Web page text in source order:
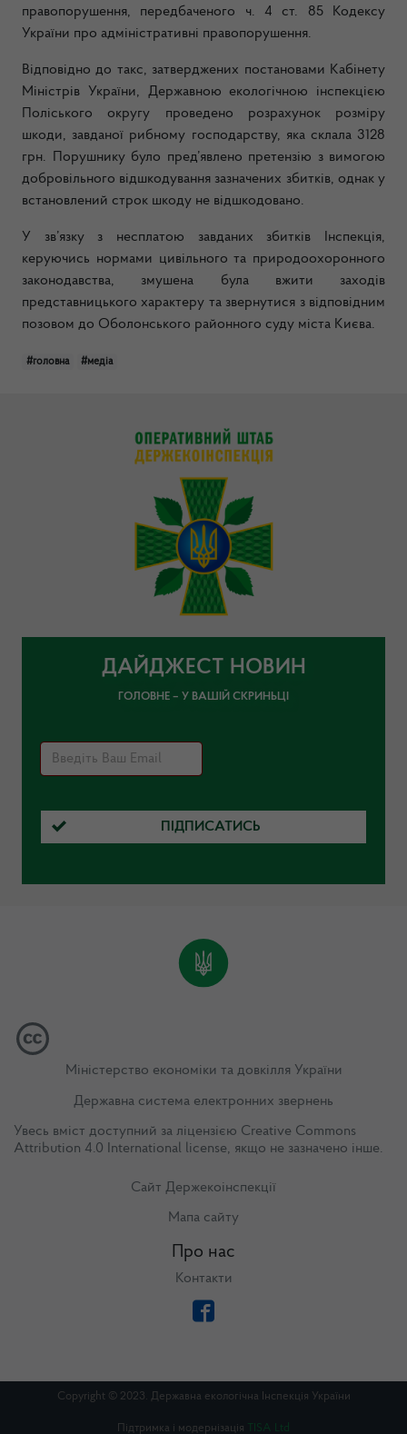
правопорушення, передбаченого ч. 4 ст. 85 Кодексу
України про адміністративні правопорушення.
Відповідно до такс, затверджених постановами Кабінету
Міністрів України, Державною екологічною інспекцією
Поліського округу проведено розрахунок розміру
шкоди, завданої рибному господарству, яка склала 3128
грн. Порушнику було пред’явлено претензію з вимогою
добровільного відшкодування зазначених збитків, однак у
встановлений строк шкоду не відшкодовано.
У зв’язку з несплатою завданих збитків Інспекція,
керуючись нормами цивільного та природоохоронного
законодавства, змушена була вжити заходів
представницького характеру та звернутися з відповідним
позовом до Оболонського районного суду міста Києва.
#головна #медіа
ДАЙДЖЕСТ НОВИН
ГОЛОВНЕ – У ВАШІЙ СКРИНЬЦІ
ПІДПИСАТИСЬ
Міністерство економіки та довкілля України
Державна система електронних звернень
Увесь вміст доступний за ліцензією Creative Commons
Attribution 4.0 International license, якщо не зазначено інше.
Сайт Держекоінспекції
Мапа сайту
Про нас
Контакти
Copyright © 2023. Державна екологічна Інспекція України
Підтримка і модернізація TISA Ltd